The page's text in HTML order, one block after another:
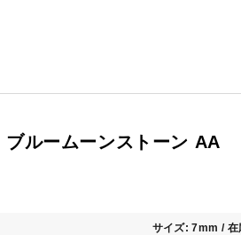
ブルームーンストーン AA
サイズ: 7mm / 在